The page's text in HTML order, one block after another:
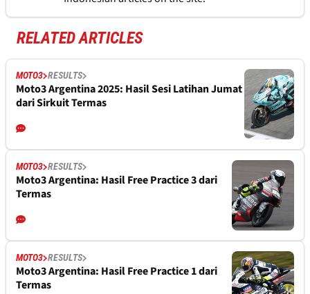
RELATED ARTICLES
MOTO3 RESULTS
Moto3 Argentina 2025: Hasil Sesi Latihan Jumat
dari Sirkuit Termas
MOTO3 RESULTS
Moto3 Argentina: Hasil Free Practice 3 dari
Termas
MOTO3 RESULTS
Moto3 Argentina: Hasil Free Practice 1 dari
Termas